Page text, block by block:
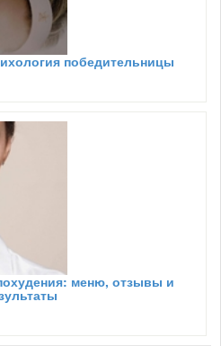
победительницы
меню, отзывы и